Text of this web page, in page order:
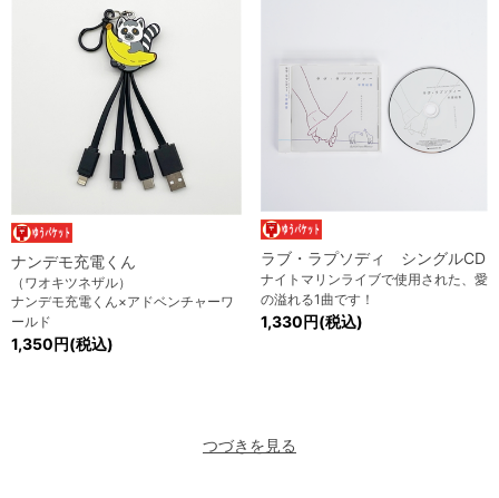
ナンデモ充電くん
（ワオキツネザル）
ナンデモ充電くん×アドベンチャーワ
ールド
1,350円(税込)
ラブ・ラプソディ シングルCD
ナイトマリンライブで使用された、愛
の溢れる1曲です！
1,330円(税込)
つづきを見る